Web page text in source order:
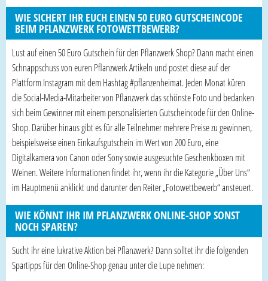
WIE SICHERT IHR EUCH EINEN 50 EURO GUTSCHEINCODE
BEIM PFLANZWERK FOTOWETTBEWERB?
Lust auf einen 50 Euro Gutschein für den Pflanzwerk Shop? Dann macht einen
Schnappschuss von euren Pflanzwerk Artikeln und postet diese auf der
Plattform Instagram mit dem Hashtag #pflanzenheimat. Jeden Monat küren
die Social-Media-Mitarbeiter von Pflanzwerk das schönste Foto und bedanken
sich beim Gewinner mit einem personalisierten Gutscheincode für den Online-
Shop. Darüber hinaus gibt es für alle Teilnehmer mehrere Preise zu gewinnen,
beispielsweise einen Einkaufsgutschein im Wert von 200 Euro, eine
Digitalkamera von Canon oder Sony sowie ausgesuchte Geschenkboxen mit
Weinen. Weitere Informationen findet ihr, wenn ihr die Kategorie „Über Uns“
im Hauptmenü anklickt und darunter den Reiter „Fotowettbewerb“ ansteuert.
WIE KÖNNT IHR IM PFLANZWERK ONLINE-SHOP SONST
NOCH SPAREN?
Sucht ihr eine lukrative Aktion bei Pflanzwerk? Dann solltet ihr die folgenden
Spartipps für den Online-Shop genau unter die Lupe nehmen: